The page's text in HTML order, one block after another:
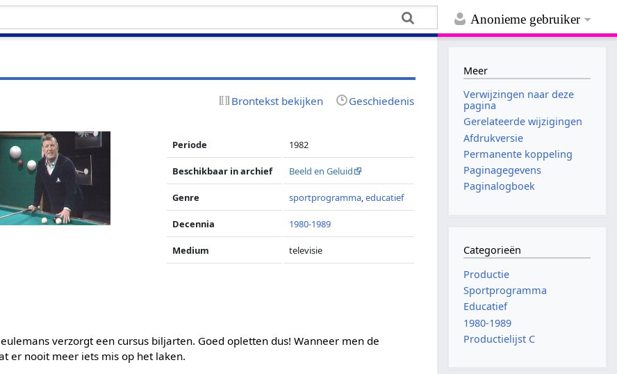
Anonieme gebruiker
Brontekst bekijken Geschiedenis
Periode 1982
Beschikbaar in archief Beeld en Geluid
Genre sportprogramma,educatief
Decennia 1980-1989
Medium televisie
verzorgt een cursus biljarten. Goed opletten dus! Wanneer men de
er nooit meer iets mis op het laken.
Meer
Verwijzingen naar deze
pagina
Gerelateerde wijzigingen
Afdrukversie
Permanente koppeling
Paginagegevens
Paginalogboek
Categorieën
Productie
Sportprogramma
Educatief
1980-1989
Productielijst C